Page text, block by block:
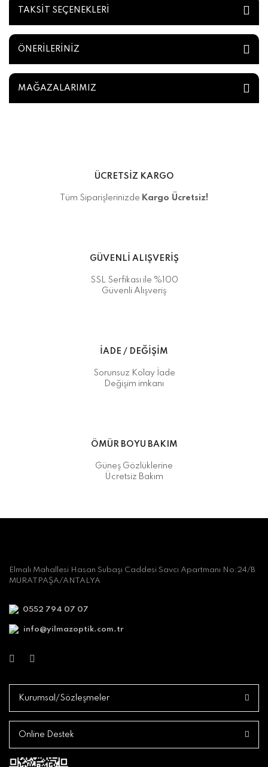
TAKSİT SEÇENEKLERİ
ÖNERİLERİNİZ
MAĞAZALARIMIZ
ÜCRETSİZ KARGO
Tüm Siparişlerinizde Kargo Ücretsiz!
GÜVENLİ ALIŞVERİŞ
SSL Serfikası ile %100
Güvenli Alışveriş
İADE / DEĞİŞİM
Sorunsuz Kolay İade
Değişim imkanı
ÖMÜR BOYU BAKIM
Güneş Gözlüklerine
Ücretsiz Bakım
Elmalı Mahallesi Hasan Subaşı Caddesi Savcı Apartmanı No:24/B
MURATPAŞA/ANTALYA
0552 794 07 07
info@yilmazoptik.com.tr
Kurumsal/Sözleşmeler
Online Destek